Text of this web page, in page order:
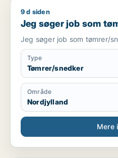
Jeg søger job som tømrer/
9 d siden
Jeg søger job som
Jeg søger job som tømrer/
Type
Tømrer/snedker
Område
Nordjylland
Mere